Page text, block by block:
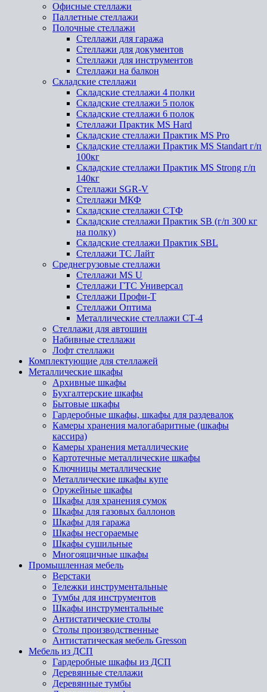
Офисные стеллажи
Паллетные стеллажи
Полочные стеллажи
Стеллажи для гаража
Стеллажи для документов
Стеллажи для инструментов
Стеллажи на балкон
Складские стеллажи
Складские стеллажи 4 полки
Складские стеллажи 5 полок
Складские стеллажи 6 полок
Стеллажи Практик MS Hard
Складские стеллажи Практик MS Pro
Складские стеллажи Практик MS Standart г/п
100кг
Складские стеллажи Практик MS Strong г/п
140кг
Стеллажи SGR-V
Стеллажи МКФ
Складские стеллажи СТФ
Складские стеллажи Практик SB (г/п 300 кг
на полку)
Складские стеллажи Практик SBL
Стеллажи ТС Лайт
Среднегрузовые стеллажи
Стеллажи MS U
Стеллажи ГТС Универсал
Стеллажи Профи-Т
Стеллажи Оптима
Металлические стеллажи СТ-4
Стеллажи для автошин
Набивные стеллажи
Лофт стеллажи
Комплектующие для стеллажей
Металлические шкафы
Архивные шкафы
Бухгалтерские шкафы
Бытовые шкафы
Гардеробные шкафы, шкафы для раздевалок
Камеры хранения малогабаритные (шкафы
кассира)
Камеры хранения металлические
Картотечные металлические шкафы
Ключницы металлические
Металлические шкафы купе
Оружейные шкафы
Шкафы для хранения сумок
Шкафы для газовых баллонов
Шкафы для гаража
Шкафы несгораемые
Шкафы сушильные
Многоящичные шкафы
Промышленная мебель
Верстаки
Тележки инструментальные
Тумбы для инструментов
Шкафы инструментальные
Антистатические столы
Столы производственные
Антистатическая мебель Gresson
Мебель из ДСП
Гардеробные шкафы из ДСП
Деревянные стеллажи
Деревянные тумбы